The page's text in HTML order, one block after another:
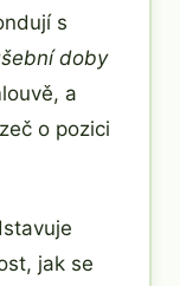
s
doby
a
o pozici
jak se